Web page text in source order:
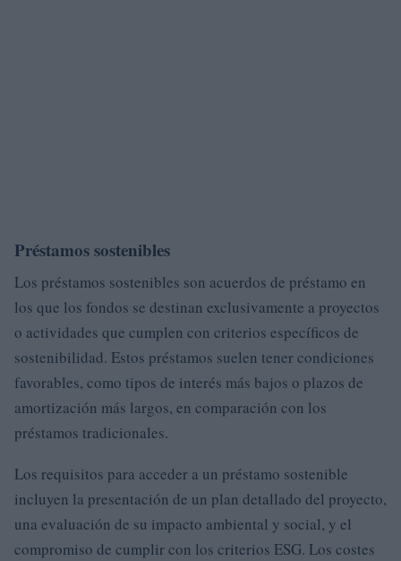
Préstamos sostenibles
Los préstamos sostenibles son acuerdos de préstamo en
los que los fondos se destinan exclusivamente a proyectos
o actividades que cumplen con criterios específicos de
sostenibilidad. Estos préstamos suelen tener condiciones
favorables, como tipos de interés más bajos o plazos de
amortización más largos, en comparación con los
préstamos tradicionales.
Los requisitos para acceder a un préstamo sostenible
incluyen la presentación de un plan detallado del proyecto,
una evaluación de su impacto ambiental y social, y el
compromiso de cumplir con los criterios ESG. Los costes